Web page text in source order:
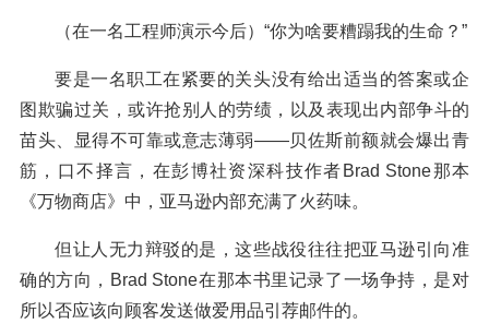
（在一名工程师演示今后）“你为啥要糟蹋我的生命？”
要是一名职工在紧要的关头没有给出适当的答案或企
图欺骗过关，或许抢别人的劳绩，以及表现出内部争斗的
苗头、显得不可靠或意志薄弱——贝佐斯前额就会爆出青
筋，口不择言，在彭博社资深科技作者Brad Stone那本
《万物商店》中，亚马逊内部充满了火药味。
但让人无力辩驳的是，这些战役往往把亚马逊引向准
确的方向，Brad Stone在那本书里记录了一场争持，是对
所以否应该向顾客发送做爱用品引荐邮件的。